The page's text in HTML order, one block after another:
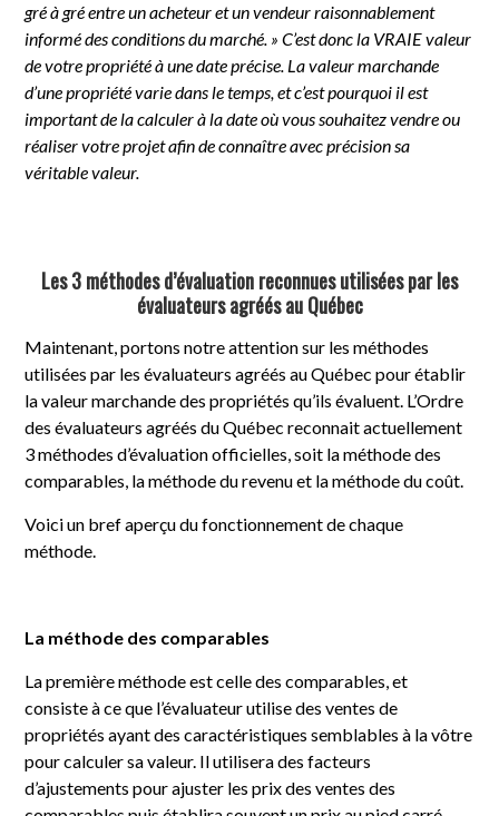
gré à gré entre un acheteur et un vendeur raisonnablement
informé des conditions du marché. » C’est donc la VRAIE valeur
de votre propriété à une date précise. La valeur marchande
d’une propriété varie dans le temps, et c’est pourquoi il est
important de la calculer à la date où vous souhaitez vendre ou
réaliser votre projet afin de connaître avec précision sa
véritable valeur.
Les 3 méthodes d’évaluation reconnues utilisées par les
évaluateurs agréés au Québec
Maintenant, portons notre attention sur les méthodes
utilisées par les évaluateurs agréés au Québec pour établir
la valeur marchande des propriétés qu’ils évaluent. L’Ordre
des évaluateurs agréés du Québec reconnait actuellement
3 méthodes d’évaluation officielles, soit la méthode des
comparables, la méthode du revenu et la méthode du coût.
Voici un bref aperçu du fonctionnement de chaque
méthode.
La méthode des comparables
La première méthode est celle des comparables, et
consiste à ce que l’évaluateur utilise des ventes de
propriétés ayant des caractéristiques semblables à la vôtre
pour calculer sa valeur. Il utilisera des facteurs
d’ajustements pour ajuster les prix des ventes des